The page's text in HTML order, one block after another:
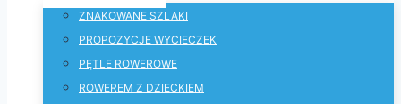
ZNAKOWANE SZLAKI
PROPOZYCJE WYCIECZEK
PĘTLE ROWEROWE
ROWEREM Z DZIECKIEM